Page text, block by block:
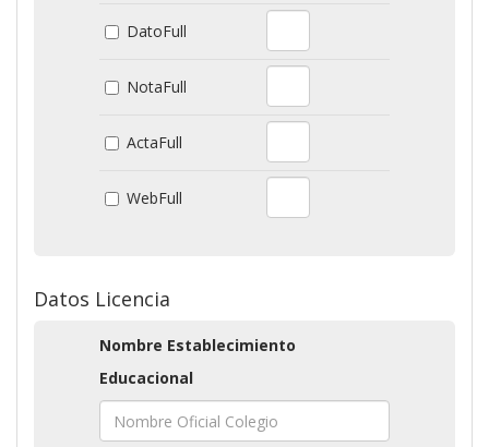
DatoFull
NotaFull
ActaFull
WebFull
Datos Licencia
Nombre Establecimiento
Educacional